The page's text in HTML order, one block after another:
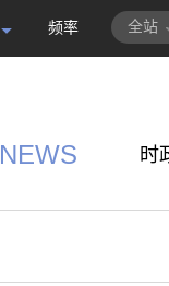
频率 全站
NEWS 时